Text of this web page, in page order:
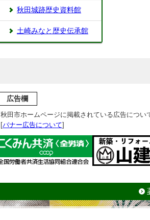
秋田城跡歴史資料館
土崎みなと歴史伝承館
広告欄
秋田市ホームページに掲載されている広告につい
[バナー広告について]